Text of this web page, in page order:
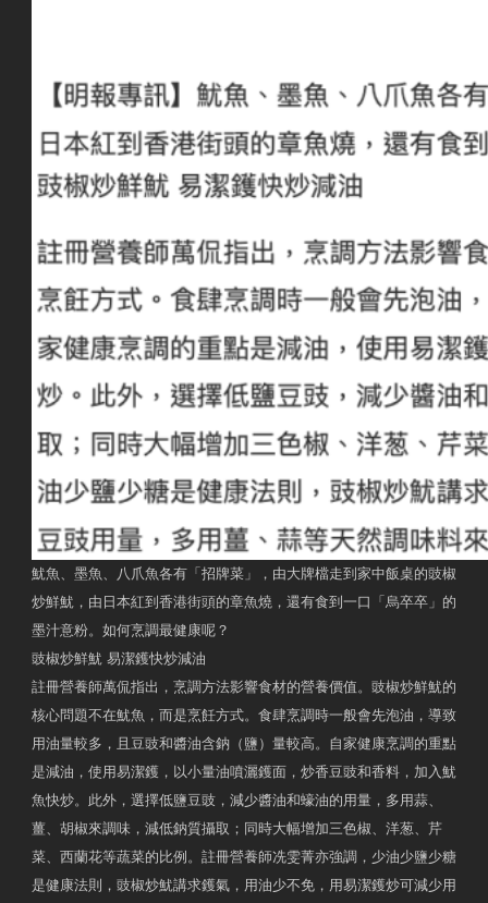
魷魚、墨魚、八爪魚各有「招牌菜」，由大牌檔走到家中飯桌的豉椒
炒鮮魷，由日本紅到香港街頭的章魚燒，還有食到一口「烏卒卒」的
墨汁意粉。如何烹調最健康呢？
豉椒炒鮮魷 易潔鑊快炒減油
註冊營養師萬侃指出，烹調方法影響食材的營養價值。豉椒炒鮮魷的
核心問題不在魷魚，而是烹飪方式。食肆烹調時一般會先泡油，導致
用油量較多，且豆豉和醬油含鈉（鹽）量較高。自家健康烹調的重點
是減油，使用易潔鑊，以小量油噴灑鑊面，炒香豆豉和香料，加入魷
魚快炒。此外，選擇低鹽豆豉，減少醬油和蠔油的用量，多用蒜、
薑、胡椒來調味，減低鈉質攝取；同時大幅增加三色椒、洋葱、芹
菜、西蘭花等蔬菜的比例。註冊營養師冼雯菁亦強調，少油少鹽少糖
是健康法則，豉椒炒魷講求鑊氣，用油少不免，用易潔鑊炒可減少用